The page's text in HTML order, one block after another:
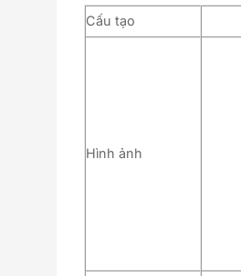
Cấu tạo
Hình ảnh